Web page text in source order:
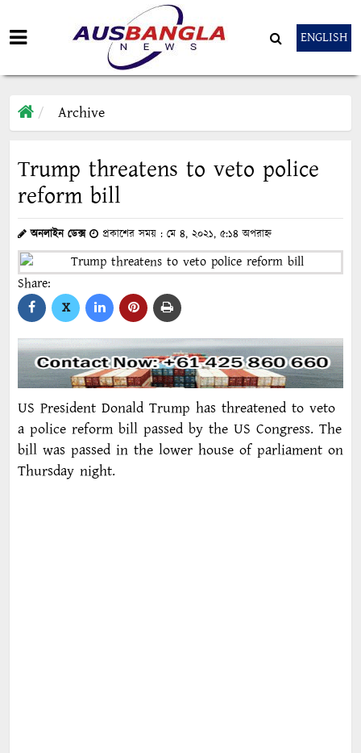
ENGLISH
Archive
Trump threatens to veto police
reform bill
অনলাইন ডেক্স প্রকাশের সময় : মে ৪, ২০২১, ৫:১৪ অপরাহ্ন
Share:
X
US President Donald Trump has threatened to veto
a police reform bill passed by the US Congress. The
bill was passed in the lower house of parliament on
Thursday night.